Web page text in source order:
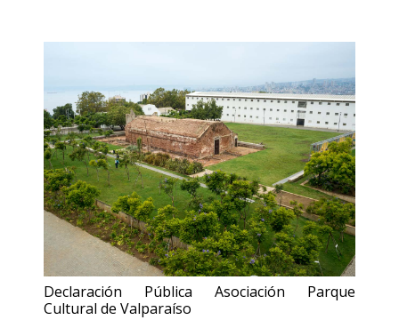
Declaración Pública Asociación Parque
Cultural de Valparaíso